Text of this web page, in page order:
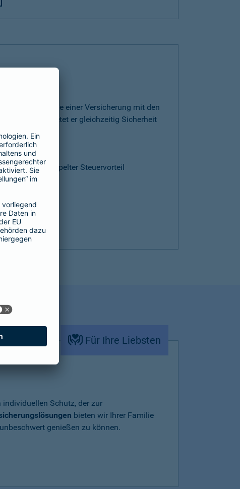
die Vorteile einer Versicherung mit den
Somit bietet er gleichzeitig Sicherheit
und doppelter Steuervorteil
Für Ihre Liebsten
Schutz, der zur
bieten wir Ihrer Familie
genießen zu können.